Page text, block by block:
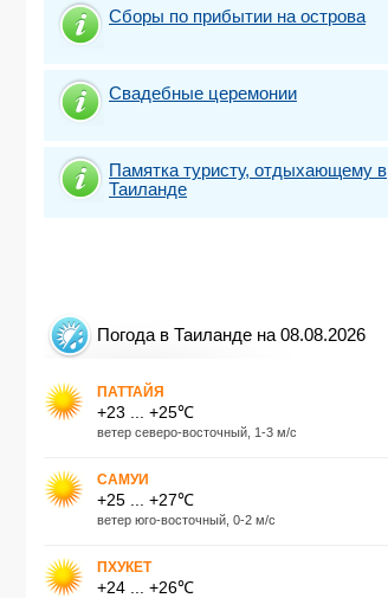
Сборы по прибытии на острова
Свадебные церемонии
Памятка туристу, отдыхающему в
Таиланде
Погода в Таиланде на 08.08.2026
ПАТТАЙЯ
+23 ... +25℃
ветер северо-восточный, 1-3 м/с
САМУИ
+25 ... +27℃
ветер юго-восточный, 0-2 м/с
ПХУКЕТ
+24 ... +26℃